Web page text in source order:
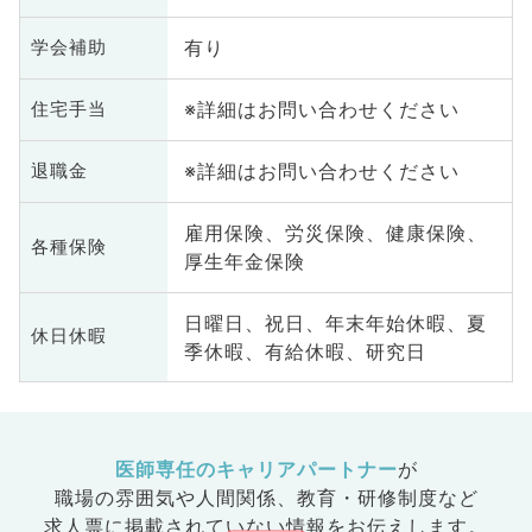
学会補助 有り
住宅手当 ※詳細はお問い合わせください
退職金 ※詳細はお問い合わせください
各種保険
雇用保険、労災保険、健康保険、
厚生年金保険
休日休暇
日曜日、祝日、年末年始休暇、夏
季休暇、有給休暇、研究日
医師専任のキャリアパートナーが
職場の雰囲気や人間関係、 教育・研修制度など
求人票に掲載されていない情報をお伝えします。